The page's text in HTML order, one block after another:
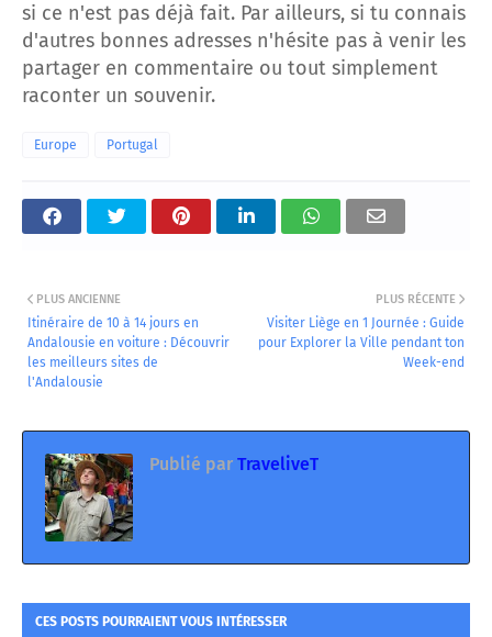
si ce n'est pas déjà fait. Par ailleurs, si tu connais
d'autres bonnes adresses n'hésite pas à venir les
partager en commentaire ou tout simplement
raconter un souvenir.
Europe Portugal
PLUS RÉCENTE
Visiter Liège en 1 Journée : Guide
pour Explorer la Ville pendant ton
Week-end
PLUS ANCIENNE
Itinéraire de 10 à 14 jours en
Andalousie en voiture : Découvrir
les meilleurs sites de
l'Andalousie
Publié par TraveliveT
CES POSTS POURRAIENT VOUS INTÉRESSER